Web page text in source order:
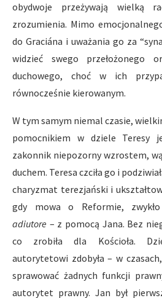
obydwoje przeżywają wielką
zrozumienia. Mimo
do Graciána i uważania go za
widzieć swego przełożonego
duchowego, choć w ich
równocześnie kierowanym.
W tym samym niemal czasie,
pomocnikiem w dziele Teresy
zakonnik niepozorny wzrostem,
duchem. Teresa czciła go i
charyzmat terezjański i
gdy mowa o Reformie,
adiutore – z pomocą Jana. Bez
co zrobiła dla Kościoła.
autorytetowi zdobyła – w
sprawować żadnych funkcji
autorytet prawny. Jan był